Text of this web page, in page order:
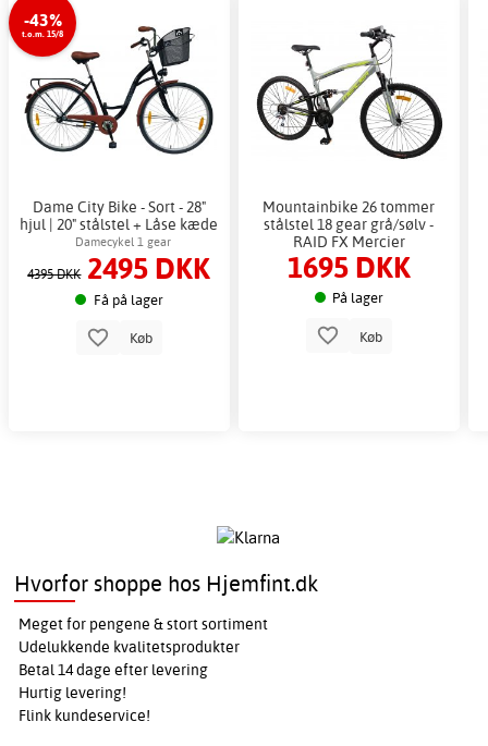
-43%
t.o.m. 15/8
Dame City Bike - Sort - 28"
hjul | 20" stålstel + Låse kæde
Damecykel 1 gear
4395 DKK 2495 DKK
Få på lager
Køb
Mountainbike 26 tommer
stålstel 18 gear grå/sølv -
RAID FX Mercier
1695 DKK
På lager
Køb
Hvorfor shoppe hos Hjemfint.dk
Meget for pengene & stort sortiment
Udelukkende kvalitetsprodukter
Betal 14 dage efter levering
Hurtig levering!
Flink kundeservice!